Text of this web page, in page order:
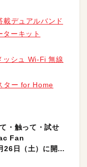
載デュアルバンド
ーキット
ッシュ Wi-Fi 無線
ター for Home
・触って・試せ
Fan
日（土）に開催